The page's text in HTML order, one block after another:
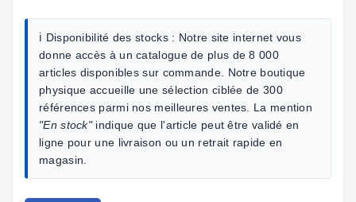
ℹ️ Disponibilité des stocks : Notre site internet vous
donne accès à un catalogue de plus de 8 000
articles disponibles sur commande. Notre boutique
physique accueille une sélection ciblée de 300
références parmi nos meilleures ventes. La mention
"En stock"indique que l'article peut être validé en
ligne pour une livraison ou un retrait rapide en
magasin.